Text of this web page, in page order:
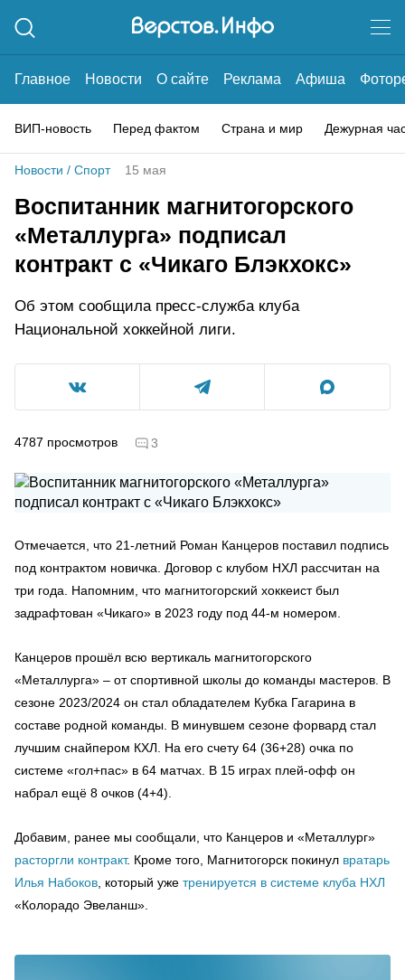
Главное Новости О сайте Реклама Афиша
ВИП-новость Перед фактом Страна и мир Дежурная
Новости / Спорт 15 мая
Воспитанник магнитогорского
«Металлурга» подписал
контракт с «Чикаго Блэкхокс»
Об этом сообщила пресс-служба клуба
Национальной хоккейной лиги.
4787 просмотров 3
Отмечается, что 21-летний Роман Канцеров поставил подпись
под контрактом новичка. Договор с клубом НХЛ рассчитан на
три года. Напомним, что магнитогорский хоккеист был
задрафтован «Чикаго» в 2023 году под 44-м номером.
Канцеров прошёл всю вертикаль магнитогорского
«Металлурга» – от спортивной школы до команды мастеров. В
сезоне 2023/2024 он стал обладателем Кубка Гагарина в
составе родной команды. В минувшем сезоне форвард стал
лучшим снайпером КХЛ. На его счету 64 (36+28) очка по
системе «гол+пас» в 64 матчах. В 15 играх плей-офф он
набрал ещё 8 очков (4+4).
Добавим, ранее мы сообщали, что Канцеров и «Металлург»
расторгли контракт. Кроме того, Магнитогорск покинул вратарь
Илья Набоков , который уже тренируется в системе клуба НХЛ
«Колорадо Эвеланш».